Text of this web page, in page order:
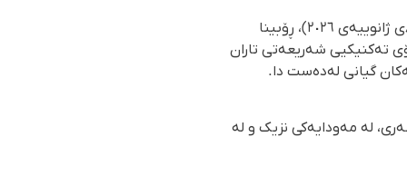
بەپێی ڕاپۆرتی گەیشتوو بە ڕێکخراوی مافی مرۆڤی هەنگاو، ڕۆژی پێنجشەممە ١٨ی بەفرانباری ٢٧٢٥ (٨ی ژانوییەی ٢٠٢٦)، ڕۆبینا
زانکۆی تەکنیکیی شەریعەتی تاران
گیانی لەدەست دا.
لە مەودایەکی نزیک و لە